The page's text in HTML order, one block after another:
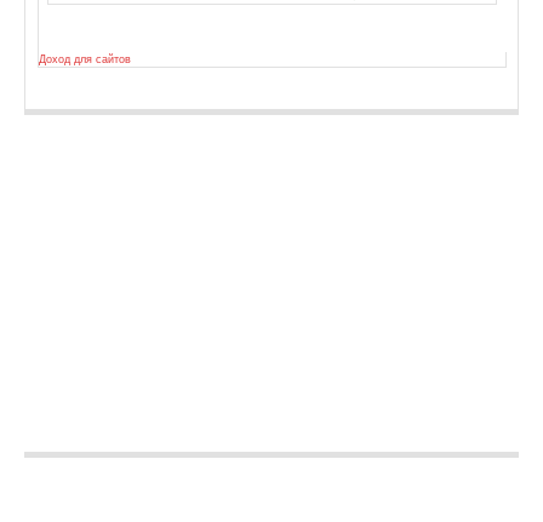
Доход для сайтов